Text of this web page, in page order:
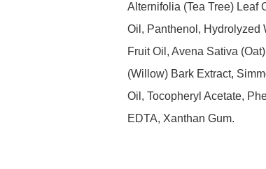
Alternifolia (Tea Tree) Leaf
Oil, Panthenol, Hydrolyzed
Fruit Oil, Avena Sativa
(Willow) Bark Extract,
Oil, Tocopheryl Acetate,